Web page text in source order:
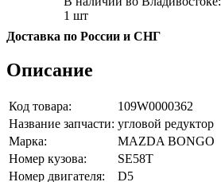
1 шт
Доставка по России и СНГ
Описание
Код товара:
109W0000362
Название запчасти: угловой редуктор
Марка:
MAZDA BONGO
Номер кузова:
SE58T
Номер двигателя:
D5